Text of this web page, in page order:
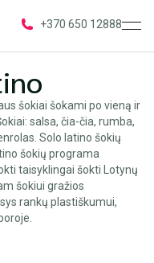
+370 650 12888
šokiai šokami po vieną ir
salsa, čia-čia, rumba,
Solo latino šokių
šokių programa
taisyklingai šokti Lotynų
šokiui gražios
rankų plastiškumui,